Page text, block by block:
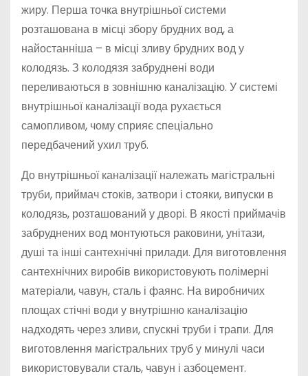
жиру. Перша точка внутрішньої системи
розташована в місці збору брудних вод, а
найостанніша – в місці зливу брудних вод у
колодязь. З колодязя забруднені води
переливаються в зовнішню каналізацію. У системі
внутрішньої каналізації вода рухається
самопливом, чому сприяє спеціально
передбачений ухил труб.
До внутрішньої каналізації належать магістральні
труби, приймач стоків, затвори і стояки, випуски в
колодязь, розташований у дворі. В якості приймачів
забруднених вод монтуються раковини, унітази,
душі та інші сантехнічні прилади. Для виготовлення
сантехнічних виробів використовують полімерні
матеріали, чавун, сталь і фаянс. На виробничих
площах стічні води у внутрішню каналізацію
надходять через зливи, спускні труби і трапи. Для
виготовлення магістральних труб у минулі часи
використовували сталь, чавун і азбоцемент.